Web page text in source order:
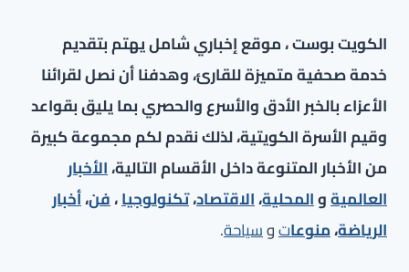
الكويت بوست ، موقع إخباري شامل يهتم بتقديم
خدمة صحفية متميزة للقارئ، وهدفنا أن نصل لقرائنا
الأعزاء بالخبر الأدق والأسرع والحصري بما يليق بقواعد
وقيم الأسرة الكويتية، لذلك نقدم لكم مجموعة كبيرة
من الأخبار المتنوعة داخل الأقسام التالية،الأخبار
العالميةوالمحلية،الاقتصاد،تكنولوجيا،فن،أخبار
الرياضة،منوعاتوسياحة.